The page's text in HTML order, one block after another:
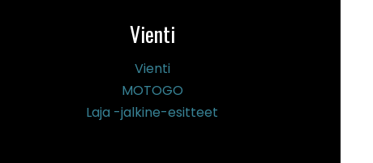
Vienti
Vienti
MOTOGO
Laja -jalkine-esitteet